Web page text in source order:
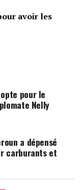
avoir les
opte pour le
Nelly
a dépensé
carburants et